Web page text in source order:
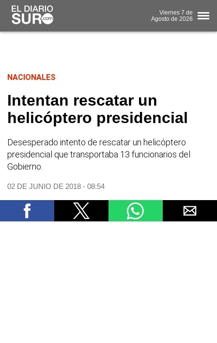
Viernes 7 de
Agosto de 2026
NACIONALES
Intentan rescatar un
helicóptero presidencial
Desesperado intento de rescatar un helicóptero
presidencial que transportaba 13 funcionarios del
Gobierno.
02 DE JUNIO DE 2018 - 08:54